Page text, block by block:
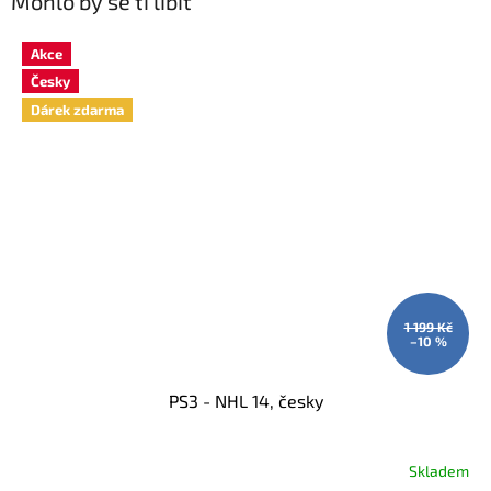
Akce
Česky
Dárek zdarma
1 199 Kč
–10 %
PS3 - NHL 14, česky
Skladem